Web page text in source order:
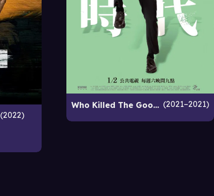
2022
Who Killed The Good Man 2021–2021